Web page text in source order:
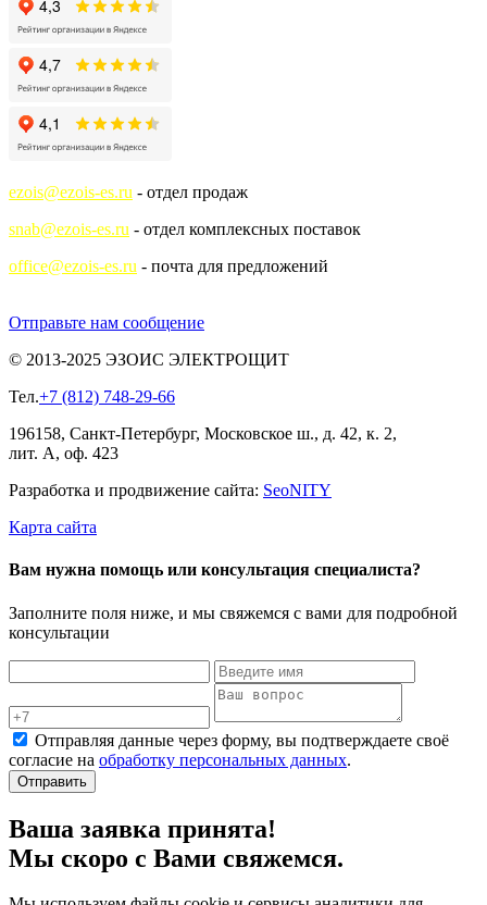
ezois@ezois-es.ru - отдел продаж
snab@ezois-es.ru - отдел комплексных поставок
office@ezois-es.ru - почта для предложений
Отправьте нам сообщение
© 2013-2025 ЭЗОИС ЭЛЕКТРОЩИТ
Тел.+7 (812) 748-29-66
196158, Санкт-Петербург, Московское ш., д. 42, к. 2,
лит. А, оф. 423
Разработка и продвижение сайта: SeoNITY
Карта сайта
Вам нужна помощь или консультация специалиста?
Заполните поля ниже, и мы свяжемся с вами для подробной
консультации
Отправляя данные через форму, вы подтверждаете своё
согласие на обработку персональных данных.
Отправить
Ваша заявка принята!
Мы скоро с Вами свяжемся.